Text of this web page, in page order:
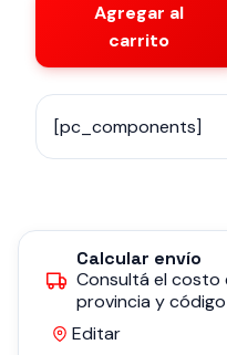
Agregar al
carrito
[pc_components]
Calcular envío
Consultá el costo
provincia y
Editar